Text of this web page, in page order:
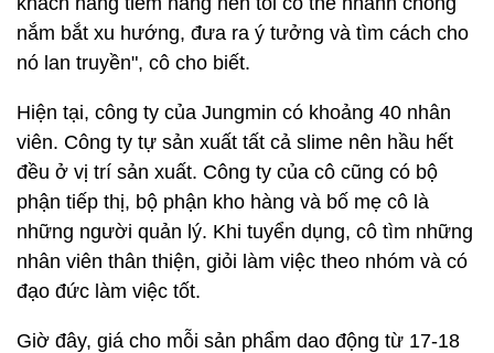
nắm bắt xu hướng, đưa ra ý tưởng và tìm cách cho
nó lan truyền", cô cho biết.
Hiện tại, công ty của Jungmin có khoảng 40 nhân
viên. Công ty tự sản xuất tất cả slime nên hầu hết
đều ở vị trí sản xuất. Công ty của cô cũng có bộ
phận tiếp thị, bộ phận kho hàng và bố mẹ cô là
những người quản lý. Khi tuyển dụng, cô tìm những
nhân viên thân thiện, giỏi làm việc theo nhóm và có
đạo đức làm việc tốt.
Giờ đây, giá cho mỗi sản phẩm dao động từ 17-18